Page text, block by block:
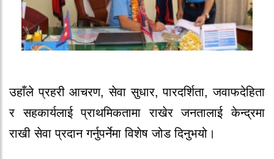
उहाँले प्रहरी आचरण, सेवा सुधार, पारदर्शिता, जवाफदेहिता
र सहकार्यलाई प्राथमिकतामा राखेर जनतालाई केन्द्रमा
राखी सेवा प्रदान गर्नुपर्नेमा विशेष जोड दिनुभयो।